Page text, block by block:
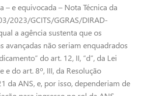
– e equivocada – Nota Técnica da
2023/GCITS/GGRAS/DIRAD-
a agência sustenta que os
avançadas não seriam enquadrados
do art. 12, II, “d”, da Lei
e do art. 8º, III, da Resolução
da ANS, e, por isso, dependeriam de